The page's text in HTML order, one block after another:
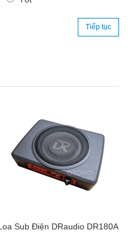
Tiếp tục
Sub Điện DRaudio DR180A